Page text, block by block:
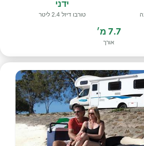
ידני
טורבו דיזל 2.4 ליטר
7.7 מ׳
אורך